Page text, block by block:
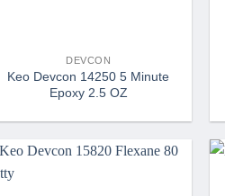
DEVCON
Keo Devcon 14250 5 Minute
Epoxy 2.5 OZ